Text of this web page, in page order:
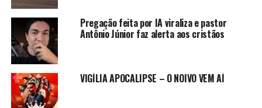
Pregação feita por IA viraliza e pastor
Antônio Júnior faz alerta aos cristãos
VIGÍLIA APOCALIPSE – O NOIVO VEM AÍ